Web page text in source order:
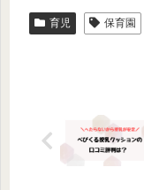
育児 保育園